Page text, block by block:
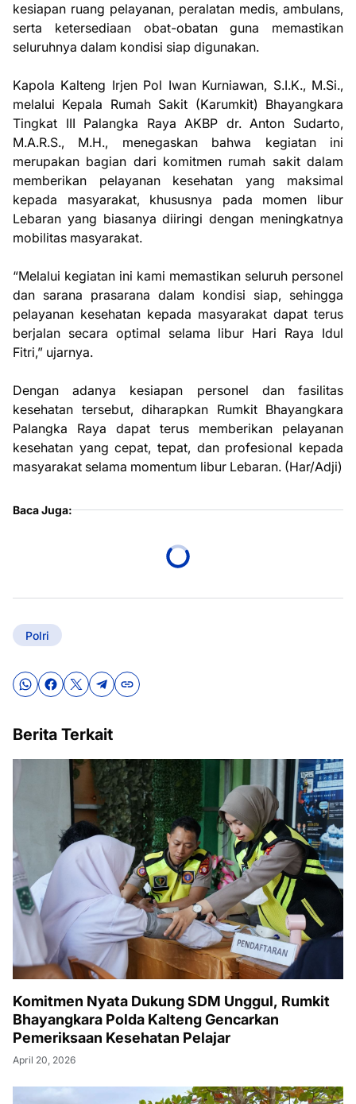
kesiapan ruang pelayanan, peralatan medis, ambulans,
serta ketersediaan obat-obatan guna memastikan
seluruhnya dalam kondisi siap digunakan.
Kapola Kalteng Irjen Pol Iwan Kurniawan, S.I.K., M.Si.,
melalui Kepala Rumah Sakit (Karumkit) Bhayangkara
Tingkat III Palangka Raya AKBP dr. Anton Sudarto,
M.A.R.S., M.H., menegaskan bahwa kegiatan ini
merupakan bagian dari komitmen rumah sakit dalam
memberikan pelayanan kesehatan yang maksimal
kepada masyarakat, khususnya pada momen libur
Lebaran yang biasanya diiringi dengan meningkatnya
mobilitas masyarakat.
“Melalui kegiatan ini kami memastikan seluruh personel
dan sarana prasarana dalam kondisi siap, sehingga
pelayanan kesehatan kepada masyarakat dapat terus
berjalan secara optimal selama libur Hari Raya Idul
Fitri,” ujarnya.
Dengan adanya kesiapan personel dan fasilitas
kesehatan tersebut, diharapkan Rumkit Bhayangkara
Palangka Raya dapat terus memberikan pelayanan
kesehatan yang cepat, tepat, dan profesional kepada
masyarakat selama momentum libur Lebaran. (Har/Adji)
Baca Juga:
Polri
Berita Terkait
Komitmen Nyata Dukung SDM Unggul, Rumkit
Bhayangkara Polda Kalteng Gencarkan
Pemeriksaan Kesehatan Pelajar
April 20, 2026